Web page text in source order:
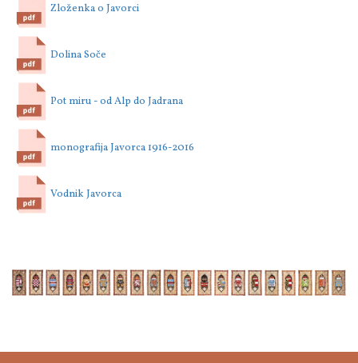
Zloženka o Javorci
Dolina Soče
Pot miru - od Alp do Jadrana
monografija Javorca 1916-2016
Vodnik Javorca